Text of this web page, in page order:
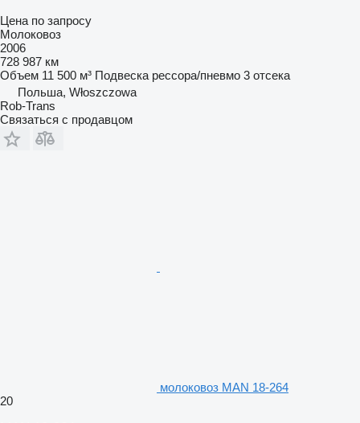
Цена по запросу
Молоковоз
2006
728 987 км
Объем 11 500 м³ Подвеска рессора/пневмо 3 отсека
Польша, Włoszczowa
Rob-Trans
Связаться с продавцом
молоковоз MAN 18-264
20